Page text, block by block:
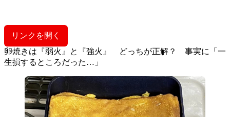
リンクを開く
卵焼きは『弱火』と『強火』 どっちが正解？ 事実に「一
生損するところだった…」